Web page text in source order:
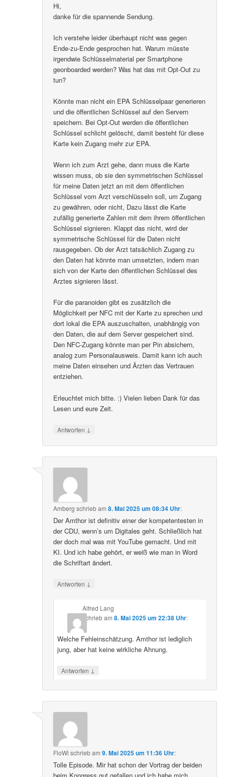
Hi,
danke für die spannende Sendung.
Ich verstehe leider überhaupt nicht was gegen
Ende-zu-Ende gesprochen hat. Warum müsste
irgendwie Schlüsselmaterial per Smartphone
geonboarded werden? Was hat das mit Opt-Out zu
tun?
Könnte man nicht ein EPA Schlüsselpaar generieren
und die öffentlichen Schlüssel auf den Servern
speichern. Bei Opt-Out werden die öffentlichen
Schlüssel schlicht gelöscht, damit besteht für diese
Karte kein Zugang mehr zur EPA.
Wenn ich zum Arzt gehe, dann muss die Karte
wissen muss, ob sie den symmetrischen Schlüssel
für meine Daten jetzt an mit dem öffentlichen
Schlüssel vom Arzt verschlüsseln soll, um Zugang
zu gewähren, oder nicht, Dazu lässt die Karte
zufällig generierte Zahlen mit dem ihrem öffentlichen
Schlüssel signieren. Klappt das nicht, wird der
symmetrische Schlüssel für die Daten nicht
rausgegeben. Ob der Arzt tatsächlich Zugang zu
den Daten hat könnte man umsetzten, indem man
sich von der Karte den öffentlichen Schlüssel des
Arztes signieren lässt.
Für die paranoiden gibt es zusätzlich die
Möglichkeit per NFC mit der Karte zu sprechen und
dort lokal die EPA auszuschalten, unabhängig von
den Daten, die auf dem Server gespeichert sind.
Den NFC-Zugang könnte man per Pin absichern,
analog zum Personalausweis. Damit kann ich auch
meine Daten einsehen und Ärzten das Vertrauen
entziehen.
Erleuchtet mich bitte. :) Vielen lieben Dank für das
Lesen und eure Zeit.
Antworten ↓
Amberg schriebam8. Mai 2025 um 08:34 Uhr:
Der Amthor ist definitiv einer der kompetentesten in
der CDU, wenn’s um Digitales geht. Schließlich hat
der doch mal was mit YouTube gemacht. Und mit
KI. Und ich habe gehört, er weiß wie man in Word
die Schriftart ändert.
Antworten ↓
Alfred Lang
schriebam 8. Mai 2025 um 22:38 Uhr:
Welche Fehleinschätzung. Amthor ist lediglich
jung, aber hat keine wirkliche Ahnung.
Antworten ↓
FloWi schriebam9. Mai 2025 um 11:36 Uhr:
Tolle Episode. Mir hat schon der Vortrag der beiden